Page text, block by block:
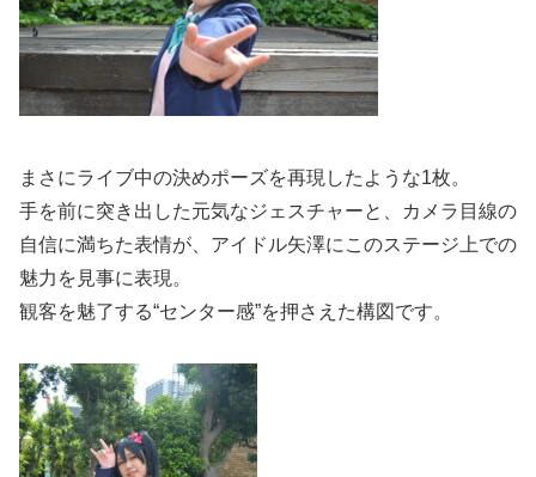
まさにライブ中の決めポーズを再現したような1枚。
手を前に突き出した元気なジェスチャーと、カメラ目線の
自信に満ちた表情が、アイドル矢澤にこのステージ上での
魅力を見事に表現。
観客を魅了する“センター感”を押さえた構図です。